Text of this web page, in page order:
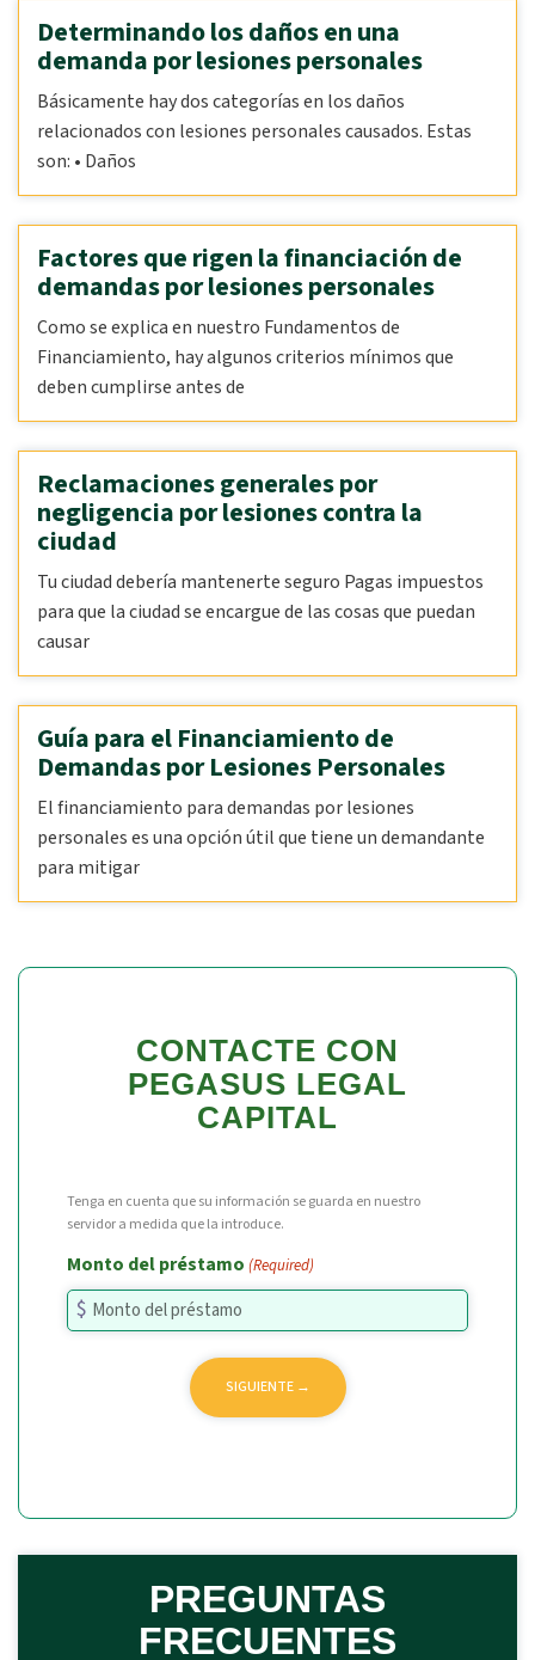
Determinando los daños en una
demanda por lesiones personales
Básicamente hay dos categorías en los daños
relacionados con lesiones personales causados. Estas
son: • Daños
Factores que rigen la financiación de
demandas por lesiones personales
Como se explica en nuestro Fundamentos de
Financiamiento, hay algunos criterios mínimos que
deben cumplirse antes de
Reclamaciones generales por
negligencia por lesiones contra la
ciudad
Tu ciudad debería mantenerte seguro Pagas impuestos
para que la ciudad se encargue de las cosas que puedan
causar
Guía para el Financiamiento de
Demandas por Lesiones Personales
El financiamiento para demandas por lesiones
personales es una opción útil que tiene un demandante
para mitigar
CONTACTE CON
PEGASUS LEGAL
CAPITAL
Tenga en cuenta que su información se guarda en nuestro
servidor a medida que la introduce.
Monto del préstamo (Required)
PREGUNTAS
FRECUENTES